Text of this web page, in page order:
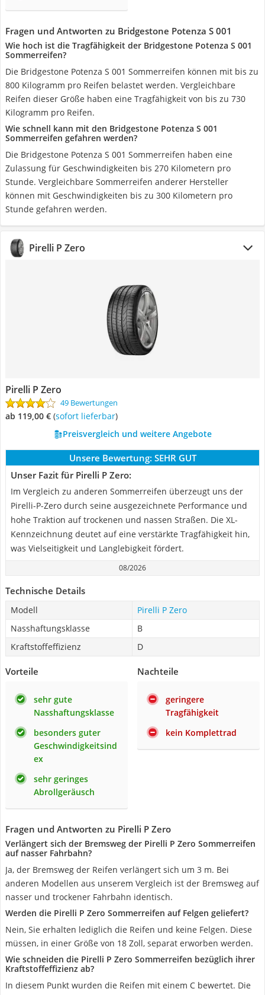
Fragen und Antworten zu Bridgestone Potenza S 001
Wie hoch ist die Tragfähigkeit der Bridgestone Potenza S 001
Sommerreifen?
Die Bridgestone Potenza S 001 Sommerreifen können mit bis zu
800 Kilogramm pro Reifen belastet werden. Vergleichbare
Reifen dieser Größe haben eine Tragfähigkeit von bis zu 730
Kilogramm pro Reifen.
Wie schnell kann mit den Bridgestone Potenza S 001
Sommerreifen gefahren werden?
Die Bridgestone Potenza S 001 Sommerreifen haben eine
Zulassung für Geschwindigkeiten bis 270 Kilometern pro
Stunde. Vergleichbare Sommerreifen anderer Hersteller
können mit Geschwindigkeiten bis zu 300 Kilometern pro
Stunde gefahren werden.
Pirelli P Zero
Pirelli P Zero
49 Bewertungen
ab 119,00 € ( Sofort lieferbar)
Preisvergleich und weitere Angebote
Unsere Bewertung: SEHR GUT
Unser Fazit für Pirelli P Zero:
Im Vergleich zu anderen Sommerreifen überzeugt uns der
Pirelli-P-Zero durch seine ausgezeichnete Performance und
hohe Traktion auf trockenen und nassen Straßen. Die XL-
Kennzeichnung deutet auf eine verstärkte Tragfähigkeit hin,
was Vielseitigkeit und Langlebigkeit fördert.
08/2026
Technische Details
Modell
Pirelli P Zero
Nasshaftungsklasse
B
Kraftstoffeffizienz
D
Vorteile
sehr gute
Nasshaftungsklasse
besonders guter
Geschwindigkeitsind
ex
sehr geringes
Abrollgeräusch
Nachteile
geringere
Tragfähigkeit
kein Komplettrad
Fragen und Antworten zu Pirelli P Zero
Verlängert sich der Bremsweg der Pirelli P Zero Sommerreifen
auf nasser Fahrbahn?
Ja, der Bremsweg der Reifen verlängert sich um 3 m. Bei
anderen Modellen aus unserem Vergleich ist der Bremsweg auf
nasser und trockener Fahrbahn identisch.
Werden die Pirelli P Zero Sommerreifen auf Felgen geliefert?
Nein, Sie erhalten lediglich die Reifen und keine Felgen. Diese
müssen, in einer Größe von 18 Zoll, separat erworben werden.
Wie schneiden die Pirelli P Zero Sommerreifen bezüglich ihrer
Kraftstoffeffizienz ab?
In diesem Punkt wurden die Reifen mit einem C bewertet. Die